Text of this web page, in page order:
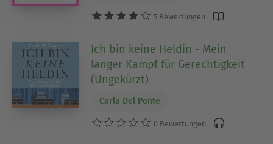
5 Bewertungen
Ich bin keine Heldin - Mein
langer Kampf für Gerechtigkeit
(Ungekürzt)
Carla Del Ponte
0 Bewertungen